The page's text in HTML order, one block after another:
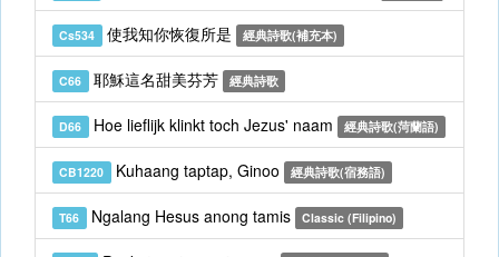
Cs534 使我知你恢復所是 經典詩歌(補充本)
C66 耶穌這名甜美芬芳 經典詩歌
D66 Hoe lieflijk klinkt toch Jezus' naam 經典詩歌(菏蘭語)
CB1220 Kuhaang taptap, Ginoo 經典詩歌(宿務語)
T66 Ngalang Hesus anong tamis Classic (Filipino)